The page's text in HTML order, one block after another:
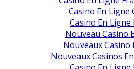
Casino En Ligne
Casino En Ligne
Nouveau Casino
Nouveaux Casino
Nouveaux Casinos